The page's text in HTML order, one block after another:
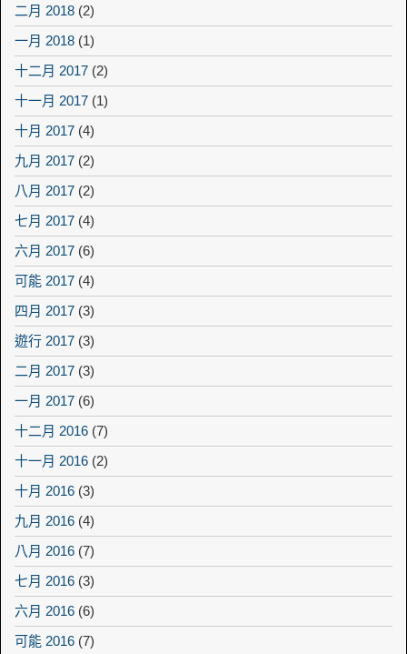
二月 2018 (2)
一月 2018 (1)
十二月 2017 (2)
十一月 2017 (1)
十月 2017 (4)
九月 2017 (2)
八月 2017 (2)
七月 2017 (4)
六月 2017 (6)
可能 2017 (4)
四月 2017 (3)
遊行 2017 (3)
二月 2017 (3)
一月 2017 (6)
十二月 2016 (7)
十一月 2016 (2)
十月 2016 (3)
九月 2016 (4)
八月 2016 (7)
七月 2016 (3)
六月 2016 (6)
可能 2016 (7)